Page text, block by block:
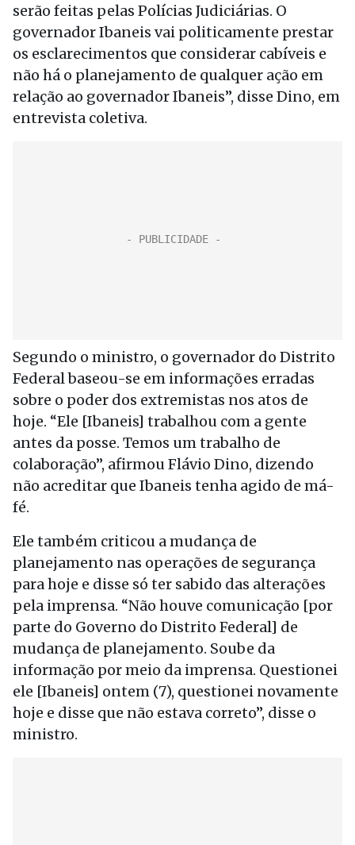
serão feitas pelas Polícias Judiciárias. O
governador Ibaneis vai politicamente prestar
os esclarecimentos que considerar cabíveis e
não há o planejamento de qualquer ação em
relação ao governador Ibaneis”, disse Dino, em
entrevista coletiva.
Segundo o ministro, o governador do Distrito
Federal baseou-se em informações erradas
sobre o poder dos extremistas nos atos de
hoje. “Ele [Ibaneis] trabalhou com a gente
antes da posse. Temos um trabalho de
colaboração”, afirmou Flávio Dino, dizendo
não acreditar que Ibaneis tenha agido de má-
fé.
Ele também criticou a mudança de
planejamento nas operações de segurança
para hoje e disse só ter sabido das alterações
pela imprensa. “Não houve comunicação [por
parte do Governo do Distrito Federal] de
mudança de planejamento. Soube da
informação por meio da imprensa. Questionei
ele [Ibaneis] ontem (7), questionei novamente
hoje e disse que não estava correto”, disse o
ministro.